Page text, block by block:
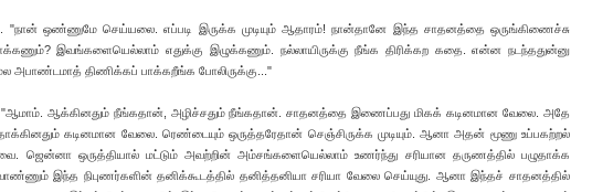
"நான் ஒண்ணுமே செய்யலை. எப்படி இருக்க முடியும் ஆதாரம்! நான்தானே இந்த சாதனத்தை ஒருங்கிணைச்சு
இவங்களையெல்லாம் எதுக்கு இழுக்கணும். நல்லாயிருக்கு நீங்க திரிக்கற கதை. என்ன நடந்ததுன்னு
அபாண்டமாத் திணிக்கப் பாக்கறீங்க போலிருக்கு..."
"ஆமாம். ஆக்கினதும் நீங்கதான், அழிச்சதும் நீங்கதான். சாதனத்தை இணைப்பது மிகக் கடினமான வேலை. அதே
கடினமான வேலை. ரெண்டையும் ஒருத்தரேதான் செஞ்சிருக்க முடியும். ஆனா அதன் மூணு உப்பகற்றல்
ஜென்னா ஒருத்தியால் மட்டும் அவற்றின் அம்சங்களையெல்லாம் உணர்ந்து சரியான தருணத்தில் பழுதாக்க
இந்த நிபுணர்களின் தனிக்கூடத்தில் தனித்தனியா சரியா வேலை செய்யுது. ஆனா இந்தச் சாதனத்தில்